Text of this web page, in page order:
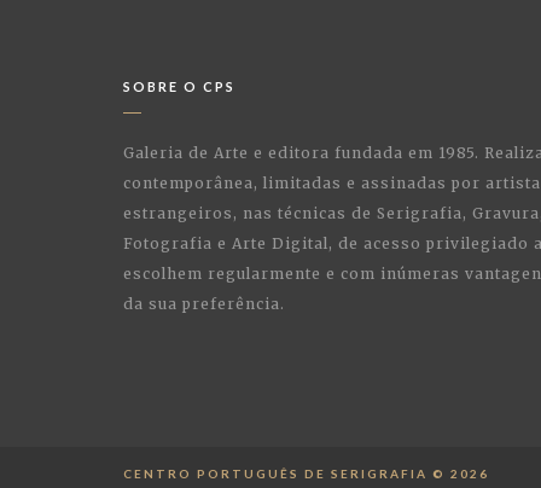
SOBRE O CPS
Galeria de Arte e editora fundada em 1985.
contemporânea, limitadas e assinadas por
estrangeiros, nas técnicas de Serigrafia,
Fotografia e Arte Digital, de acesso privilegiado
escolhem regularmente e com inúmeras
da sua preferência.
CENTRO PORTUGUÊS DE SERIGRAFIA © 2026